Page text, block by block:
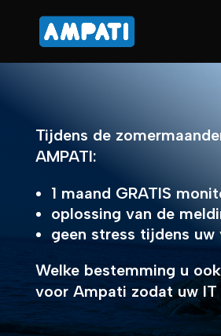
Tijdens de
AMPATI:
1 maand GRATIS
oplossing van de
geen stress tijdens uw
Welke bestemming u
voor Ampati zodat uw